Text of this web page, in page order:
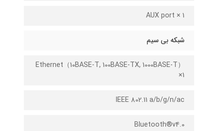
AUX port × 1
شبکه بی سیم
Ethernet（10BASE-T, 100BASE-TX, 1000BASE-T）
×1
IEEE 802.11 a/b/g/n/ac
Bluetooth®v4.0